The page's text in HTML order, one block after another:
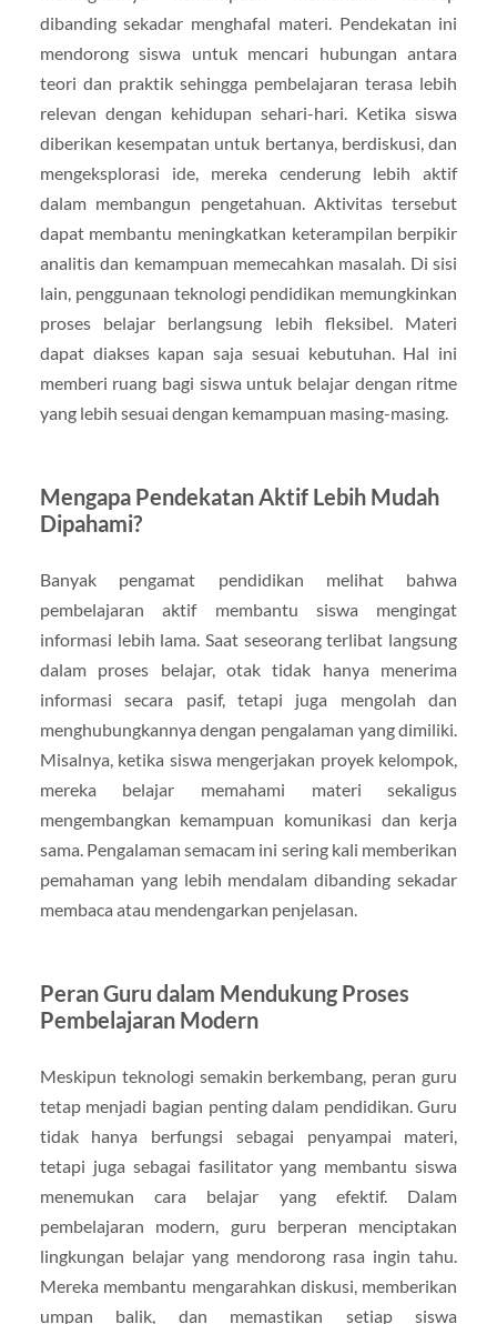
dibanding sekadar menghafal materi. Pendekatan ini
mendorong siswa untuk mencari hubungan antara
teori dan praktik sehingga pembelajaran terasa lebih
relevan dengan kehidupan sehari-hari. Ketika siswa
diberikan kesempatan untuk bertanya, berdiskusi, dan
mengeksplorasi ide, mereka cenderung lebih aktif
dalam membangun pengetahuan. Aktivitas tersebut
dapat membantu meningkatkan keterampilan berpikir
analitis dan kemampuan memecahkan masalah. Di sisi
lain, penggunaan teknologi pendidikan memungkinkan
proses belajar berlangsung lebih fleksibel. Materi
dapat diakses kapan saja sesuai kebutuhan. Hal ini
memberi ruang bagi siswa untuk belajar dengan ritme
yang lebih sesuai dengan kemampuan masing-masing.
Mengapa Pendekatan Aktif Lebih Mudah
Dipahami?
Banyak pengamat pendidikan melihat bahwa
pembelajaran aktif membantu siswa mengingat
informasi lebih lama. Saat seseorang terlibat langsung
dalam proses belajar, otak tidak hanya menerima
informasi secara pasif, tetapi juga mengolah dan
menghubungkannya dengan pengalaman yang dimiliki.
Misalnya, ketika siswa mengerjakan proyek kelompok,
mereka belajar memahami materi sekaligus
mengembangkan kemampuan komunikasi dan kerja
sama. Pengalaman semacam ini sering kali memberikan
pemahaman yang lebih mendalam dibanding sekadar
membaca atau mendengarkan penjelasan.
Peran Guru dalam Mendukung Proses
Pembelajaran Modern
Meskipun teknologi semakin berkembang, peran guru
tetap menjadi bagian penting dalam pendidikan. Guru
tidak hanya berfungsi sebagai penyampai materi,
tetapi juga sebagai fasilitator yang membantu siswa
menemukan cara belajar yang efektif. Dalam
pembelajaran modern, guru berperan menciptakan
lingkungan belajar yang mendorong rasa ingin tahu.
Mereka membantu mengarahkan diskusi, memberikan
umpan balik, dan memastikan setiap siswa